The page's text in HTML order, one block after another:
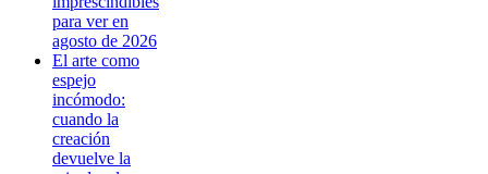
para ver en
agosto de 2026
El arte como
espejo
incómodo:
cuando la
creación
devuelve la